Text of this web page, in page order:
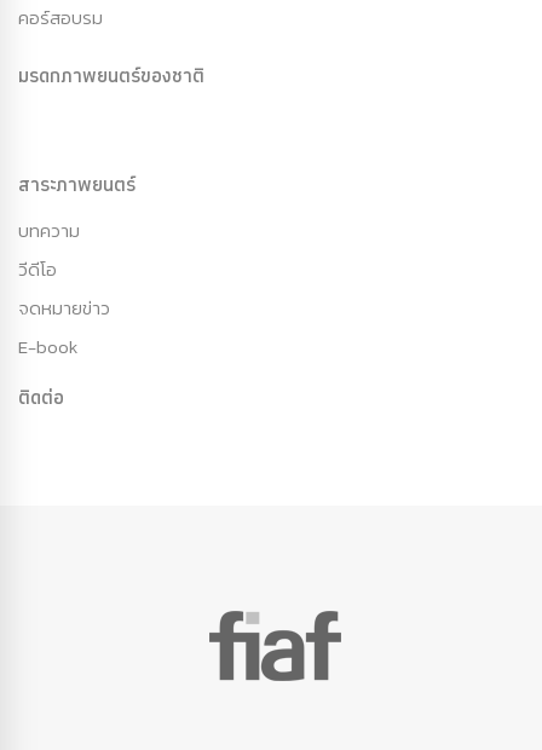
คอร์สอบรม
มรดกภาพยนตร์ของชาติ
สาระภาพยนตร์
บทความ
วีดีโอ
จดหมายข่าว
E-book
ติดต่อ